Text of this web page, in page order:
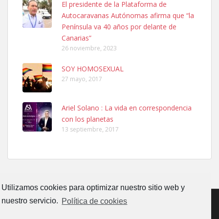
Utilizamos cookies para optimizar nuestro sitio web y
nuestro servicio. Política de cookies
SHIBA PERDIDO AVDA JOSE MESA Y LOPEZ
PERRO MACHO RAZA SHIBA CON MICROCHIP PERDIDO HOY
06/07/2025 ZONA MESA Y LOPEZ. ES MUY ASUSTADIZO
Leales.org » Gran Canaria
Ninfa perdida
El día 5 se los perdió una ninfa papillera, asustada tiene miedo a la
El presidente de la Plataforma de
Autocaravanas Autónomas afirma que “la
Península va 40 años por delante de
Canarias”
26 noviembre, 2023
SOY HOMOSEXUAL
27 mayo, 2017
Ariel Solano : La vida en correspondencia
con los planetas
13 septiembre, 2017